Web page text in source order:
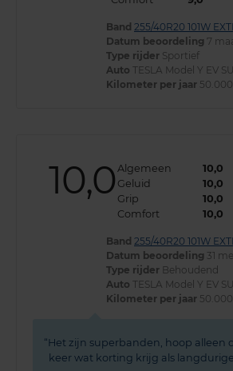
Band 255/40R20 101W
Datum beoordeling 7
Type rijder Sportief
Auto TESLA Model Y EV
Kilometer per jaar
10,0 Algemeen
10,0
Geluid
10,0
Grip
10,0
Comfort
10,0
Band 255/40R20 101W
Datum beoordeling 31
Type rijder Behoudend
Auto TESLA Model Y EV
Kilometer per jaar
Het zijn superbanden, hoop alleen
keer wat korting krijg als